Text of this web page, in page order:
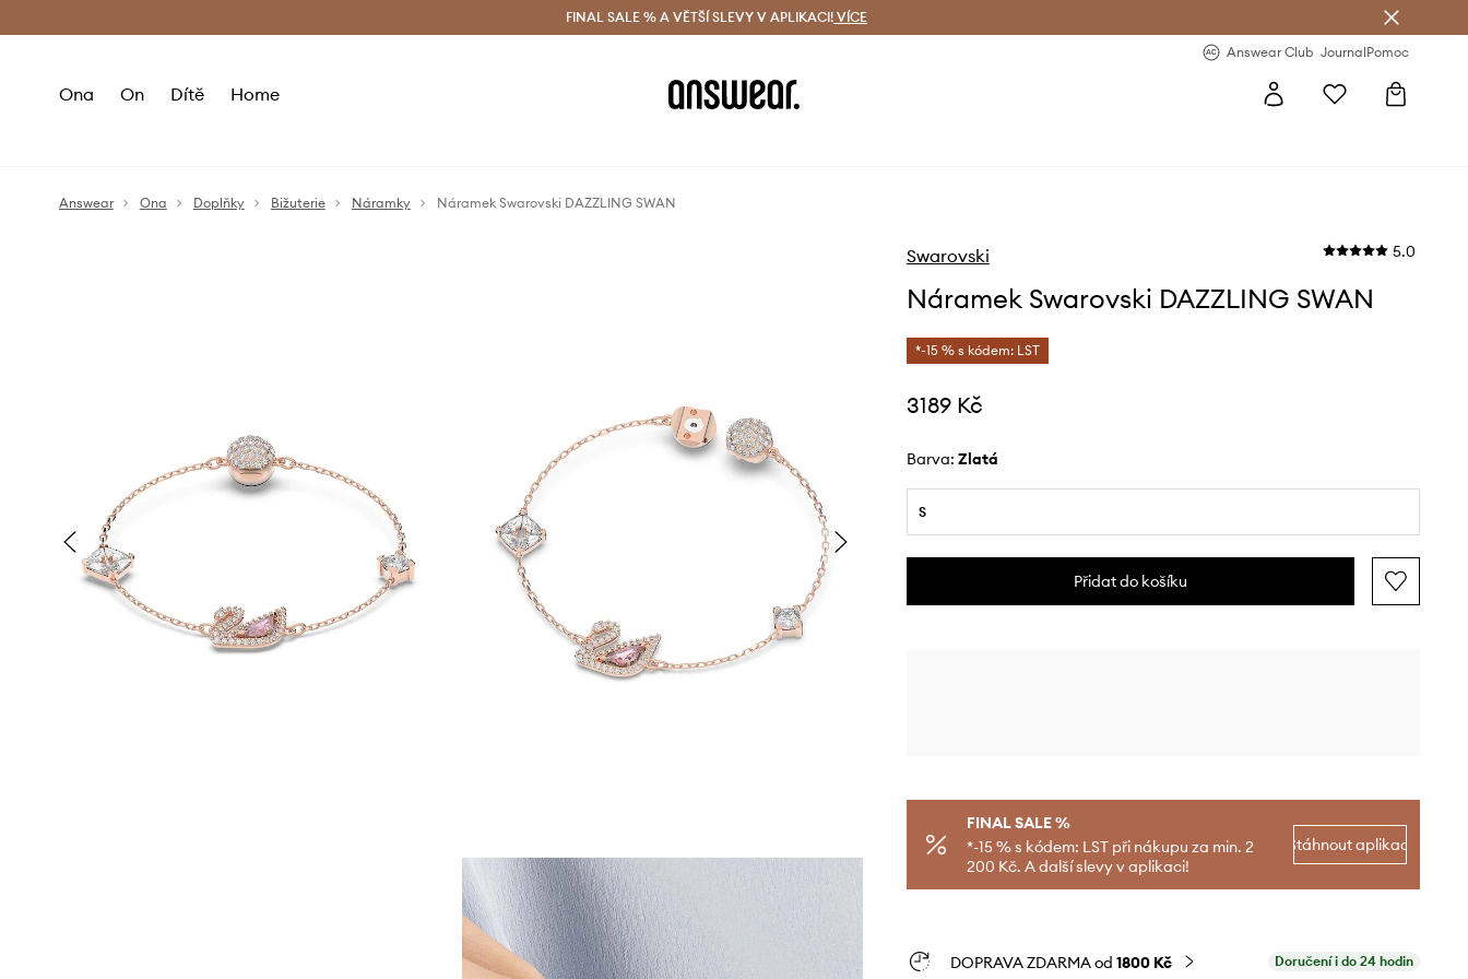
Doručení a vrácení zdarma (od 1800 Kč) Doručení i do 24 h
FINAL SALE % A VĚTŠÍ SLEVY V APLIKACI! VÍCE
Answear Club JournalPomoc
Ona On Dítě Home
Answear Ona Doplňky Bižuterie Náramky Náramek Swarovski DAZZLING SWAN
Swarovski 5.0
Náramek Swarovski DAZZLING SWAN
*-15 % s kódem: LST
3189 Kč
Barva: zlatá
S
Přidat do košíku
FINAL SALE %
*-15 % s kódem: LST při nákupu za min. 2
200 Kč. A další slevy v aplikaci!
Stáhnout aplikaci
DOPRAVA ZDARMA od 1800 Kč Doručení i do 24 hodin